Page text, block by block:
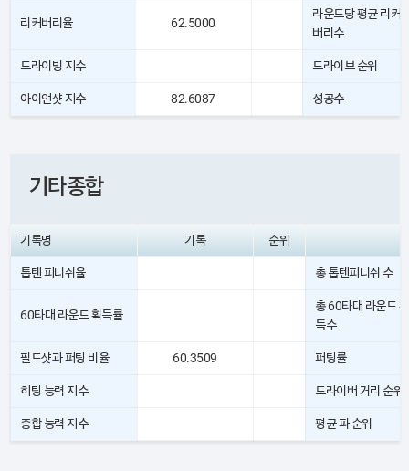
리커버리율 62.5000
라운드당 평균 리커
버리수
드라이빙 지수 드라이브 순위
아이언샷 지수 82.6087 성공수
기타종합
기록명 기록 순위
톱텐 피니쉬율 총 톱텐피니쉬 수
60타대 라운드 획득률
총 60타대 라운드 획
득수
필드샷과 퍼팅 비율 60.3509 퍼팅률
히팅 능력 지수 드라이버 거리 순위
종합 능력 지수 평균 파 순위